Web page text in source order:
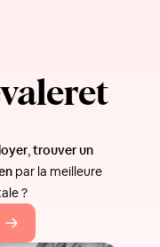
,trouver un
par la meilleure
?